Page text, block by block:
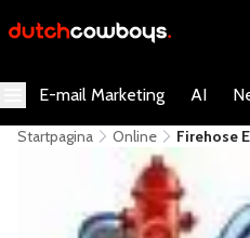
E-mail Marketing AI
Startpagina Online Firehose